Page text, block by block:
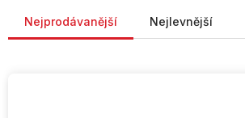
Nejprodávanější Nejlevnější